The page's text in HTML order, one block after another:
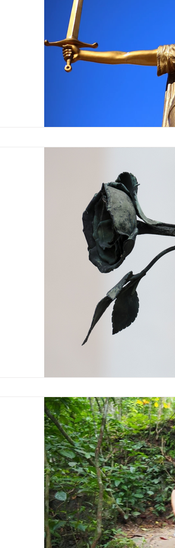
עמוק וחזק הקיים בנו.
נמצא בסכנת חיים, פחד
מאי אשכול
בג'מייקה, שבה נפשתי וטיילתי
שצועדת בדרך, והדרך